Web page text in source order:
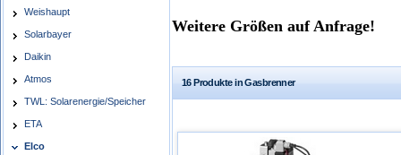
Weishaupt
Solarbayer
Daikin
Atmos
TWL: Solarenergie/Speicher
ETA
Elco
Weitere Größen auf Anfrage!
16 Produkte in Gasbrenner